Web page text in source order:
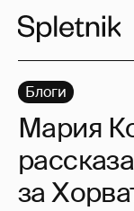
Блоги
Мария
за